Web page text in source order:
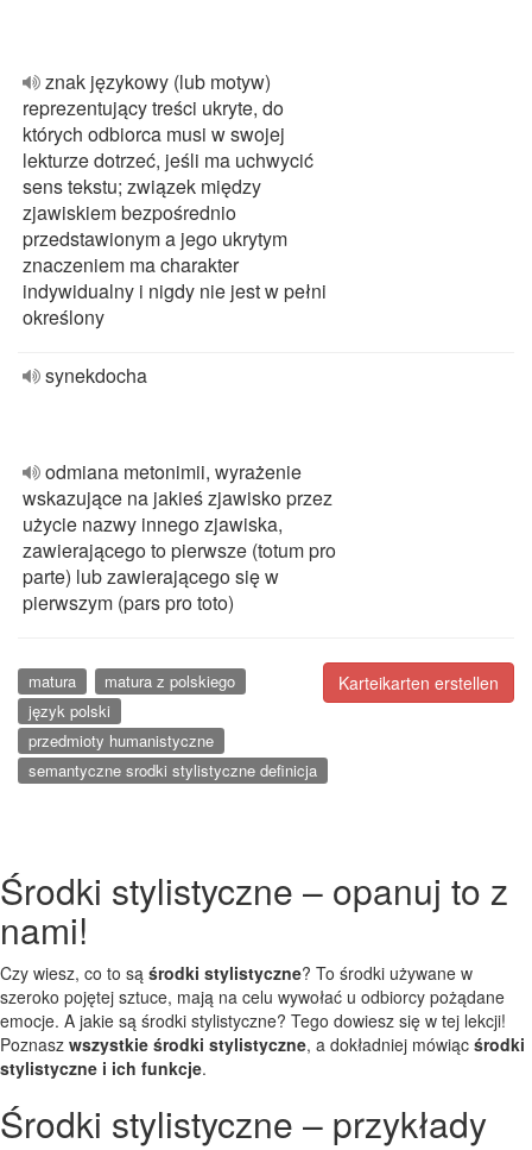
znak językowy (lub motyw)
reprezentujący treści ukryte, do
których odbiorca musi w swojej
lekturze dotrzeć, jeśli ma uchwycić
sens tekstu; związek między
zjawiskiem bezpośrednio
przedstawionym a jego ukrytym
znaczeniem ma charakter
indywidualny i nigdy nie jest w pełni
określony
synekdocha
odmiana metonimii, wyrażenie
wskazujące na jakieś zjawisko przez
użycie nazwy innego zjawiska,
zawierającego to pierwsze (totum pro
parte) lub zawierającego się w
pierwszym (pars pro toto)
Karteikarten erstellen
matura
matura z polskiego
język polski
przedmioty humanistyczne
semantyczne srodki stylistyczne definicja
Środki stylistyczne – opanuj to z
nami!
Czy wiesz, co to są środki stylistyczne? To środki używane w
szeroko pojętej sztuce, mają na celu wywołać u odbiorcy pożądane
emocje. A jakie są środki stylistyczne? Tego dowiesz się w tej lekcji!
Poznasz wszystkie środki stylistyczne, a dokładniej mówiąc środki
stylistyczne i ich funkcje.
Środki stylistyczne – przykłady